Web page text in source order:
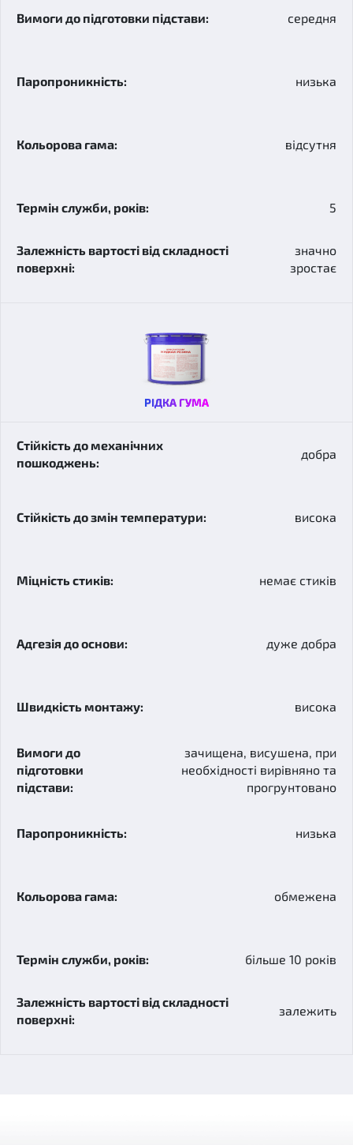
середня
низька
відсутня
5
значно
зростає
РІДКА ГУМА
добра
висока
немає стиків
дуже добра
висока
зачищена, висушена, при
необхідності вирівняно та
прогрунтовано
низька
обмежена
більше 10 років
залежить